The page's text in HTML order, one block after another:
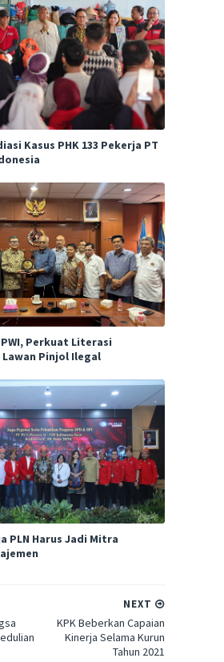
Kasus PHK 133 Pekerja PT
Perkuat Literasi
Lawan Pinjol Ilegal
PLN Harus Jadi Mitra
NEXT
KPK Beberkan Capaian
Kinerja Selama Kurun
Tahun 2021